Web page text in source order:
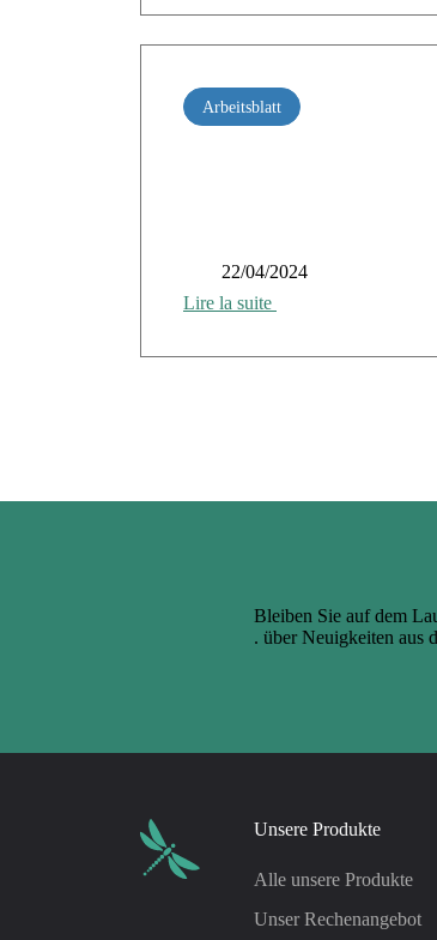
Arbeitsblatt
22/04/2024
Lire la suite
Bleiben Sie auf dem
. über Neuigkeiten aus
Unsere Produkte
Alle unsere Produkte
Unser Rechenangebot